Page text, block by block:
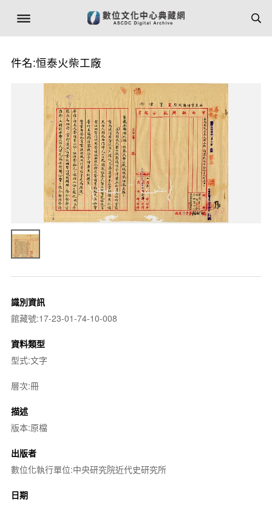
件名:恒泰火柴工廠
識別資訊
館藏號:17-23-01-74-10-008
資料類型
型式:文字
層次:冊
描述
版本:原檔
出版者
數位化執行單位:中央研究院近代史研究所
日期